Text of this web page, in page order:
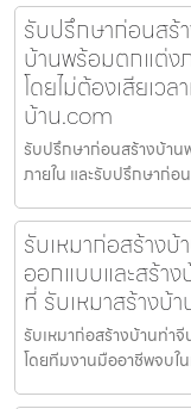
รับปรึกษาก่อนสร้
บ้านพร้อมตกแต่ง
โดยไม่ต้องเสียเว
บ้าน.com
รับปรึกษาก่อนสร้างบ้าน
ภายใน และรับปรึกษาก่อ
รับเหมาก่อสร้าง
ออกแบบและสร้า
ที่ รับเหมาสร้างบ้
รับเหมาก่อสร้างบ้านท่า
โดยทีมงานมืออาชีพจบใ